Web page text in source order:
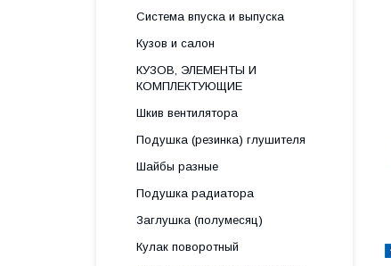
Система впуска и выпуска
Кузов и салон
КУЗОВ, ЭЛЕМЕНТЫ И
КОМПЛЕКТУЮЩИЕ
Шкив вентилятора
Подушка (резинка) глушителя
Шайбы разные
Подушка радиатора
Заглушка (полумесяц)
Кулак поворотный